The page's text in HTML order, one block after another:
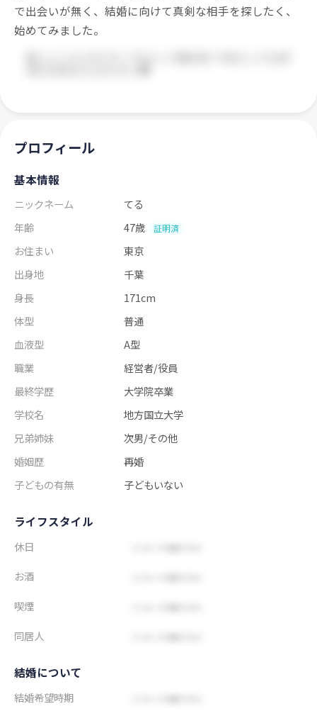
で出会いが無く、結婚に向けて真剣な相手を探したく、
始めてみました。
プロフィール
基本情報
ニックネーム
てる
年齢
47歳 証明済
お住まい
東京
出身地
千葉
身長
171cm
体型
普通
血液型
A型
職業
経営者/役員
最終学歴
大学院卒業
学校名
地方国立大学
兄弟姉妹
次男/その他
婚姻歴
再婚
子どもの有無
子どもいない
ライフスタイル
休日
お酒
喫煙
同居人
結婚について
結婚希望時期